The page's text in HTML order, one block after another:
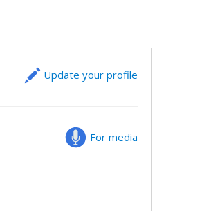
Update your profile
For media